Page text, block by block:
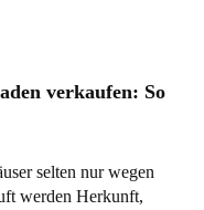
verkaufen: So
selten nur wegen
werden Herkunft,